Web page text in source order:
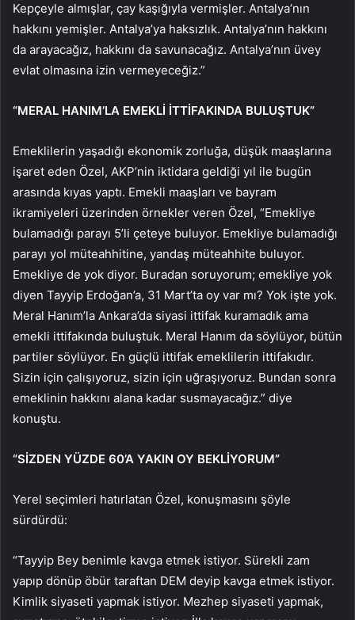
Kepçeyle almışlar, çay kaşığıyla vermişler. Antalya’nın
hakkını yemişler. Antalya’ya haksızlık. Antalya’nın hakkını
da arayacağız, hakkını da savunacağız. Antalya’nın üvey
evlat olmasına izin vermeyeceğiz.”
“MERAL HANIM’LA EMEKLİ İTTİFAKINDA BULUŞTUK”
Emeklilerin yaşadığı ekonomik zorluğa, düşük maaşlarına
işaret eden Özel, AKP’nin iktidara geldiği yıl ile bugün
arasında kıyas yaptı. Emekli maaşları ve bayram
ikramiyeleri üzerinden örnekler veren Özel, “Emekliye
bulamadığı parayı 5’li çeteye buluyor. Emekliye bulamadığı
parayı yol müteahhitine, yandaş müteahhite buluyor.
Emekliye de yok diyor. Buradan soruyorum; emekliye yok
diyen Tayyip Erdoğan’a, 31 Mart’ta oy var mı? Yok işte yok.
Meral Hanım’la Ankara’da siyasi ittifak kuramadık ama
emekli ittifakında buluştuk. Meral Hanım da söylüyor, bütün
partiler söylüyor. En güçlü ittifak emeklilerin ittifakıdır.
Sizin için çalışıyoruz, sizin için uğraşıyoruz. Bundan sonra
emeklinin hakkını alana kadar susmayacağız.” diye
konuştu.
“SİZDEN YÜZDE 60’A YAKIN OY BEKLİYORUM”
Yerel seçimleri hatırlatan Özel, konuşmasını şöyle
sürdürdü:
“Tayyip Bey benimle kavga etmek istiyor. Sürekli zam
yapıp dönüp öbür taraftan DEM deyip kavga etmek istiyor.
Kimlik siyaseti yapmak istiyor. Mezhep siyaseti yapmak,